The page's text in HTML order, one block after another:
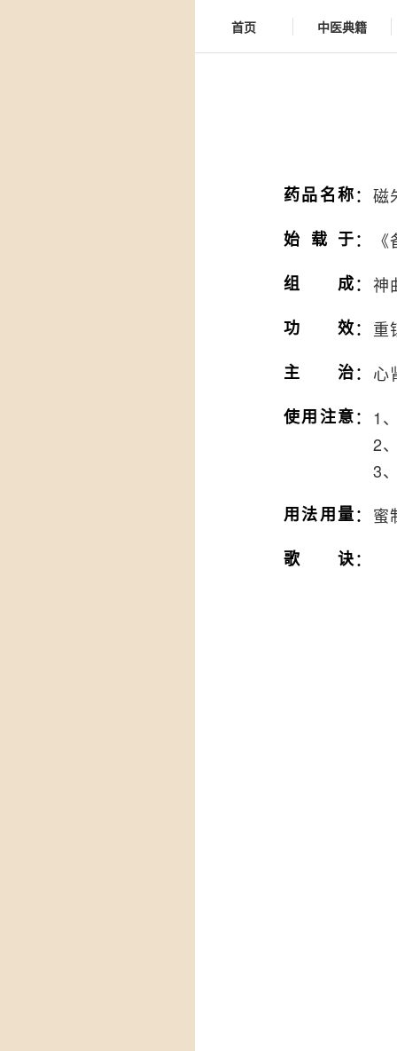
首页 中医典籍
药品名称： 磁
始载于：
组成： 神
功效： 重
主治： 心
使用注意： 1
2
3
用法用量： 蜜
歌诀：